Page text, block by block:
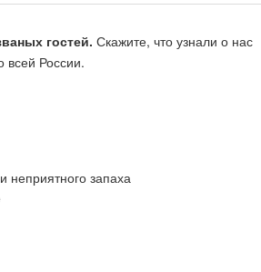
гостей. Скажите, что узнали о нас
всей России.
неприятного запаха